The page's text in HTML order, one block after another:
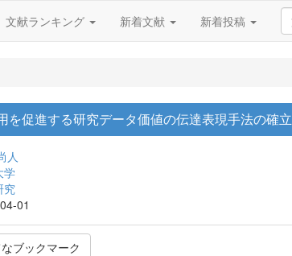
文献ランキング 新着文献 新着投稿
を促進する研究データ価値の伝達表現手法の確立
人
学
究
01
ブックマーク